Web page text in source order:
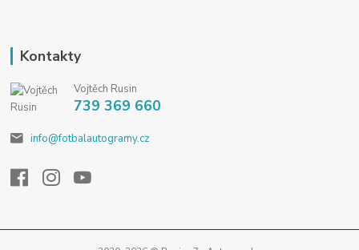
Kontakty
Vojtěch Rusin
739 369 660
info@fotbalautogramy.cz